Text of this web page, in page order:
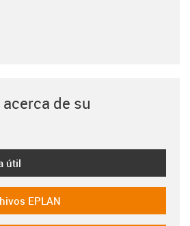
de su
útil
planEPLAN